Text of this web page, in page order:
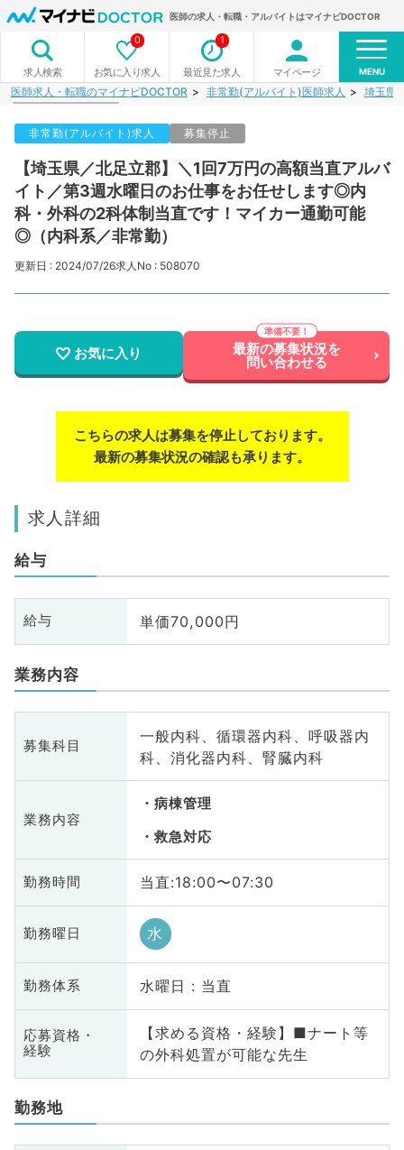
医師の求人・転職・アルバイトはマイナビDOCTOR
求人検索 お気に入り求人
0
最近見た求人
1
マイページ MENU
医師求人・転職のマイナビDOCTOR 非常勤(アルバイト)医師求人 埼玉県
非常勤(アルバイト)求人 募集停止
【埼玉県／北足立郡】＼1回7万円の高額当直アルバ
イト／第3週水曜日のお仕事をお任せします◎内
科・外科の2科体制当直です！マイカー通勤可能
◎（内科系／非常勤）
更新日 : 2024/07/26求人No : 508070
お気に入り 最新の募集状況を
問い合わせる
こちらの求人は募集を停止しております。
最新の募集状況の確認も承ります。
求人詳細
給与
給与 単価70,000円
業務内容
募集科目
一般内科、循環器内科、呼吸器内
科、消化器内科、腎臓内科
業務内容
病棟管理
救急対応
勤務時間 当直:18:00〜07:30
勤務曜日 水
勤務体系 水曜日 : 当直
応募資格・
経験
【求める資格・経験】■ナート等
の外科処置が可能な先生
勤務地